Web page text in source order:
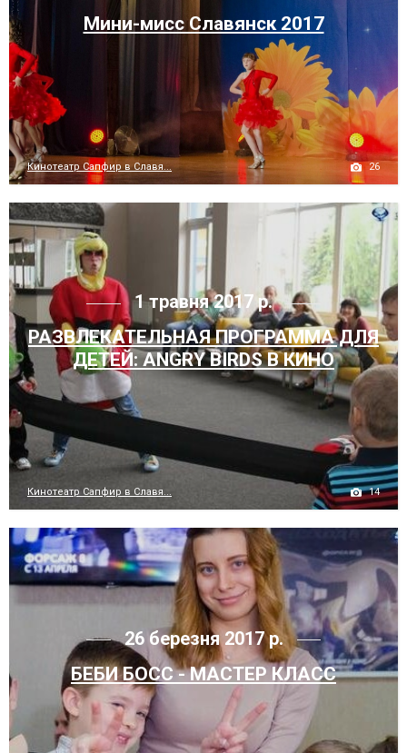
Мини-мисс Славянск 2017
Кинотеатр Сапфир в Славя... 26
1 травня 2017 р.
РАЗВЛЕКАТЕЛЬНАЯ ПРОГРАММА ДЛЯ
ДЕТЕЙ: ANGRY BIRDS В КИНО
Кинотеатр Сапфир в Славя... 14
26 березня 2017 р.
БЕБИ БОСС - МАСТЕР КЛАСС